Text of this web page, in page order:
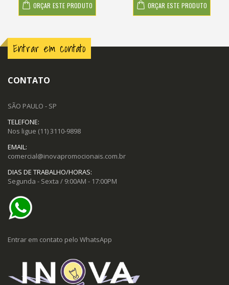
ORÇAR ESTE PRODUTO ORÇAR ESTE PRODUTO
Entrar em contato
CONTATO
SÃO PAULO - SP
TELEFONE:
Nos ligue (11) 3110-9898
EMAIL:
comercial@inovapromocionais.com.br
DIAS DE TRABALHO/HORAS:
Segunda - Sexta / 9:00AM - 17:00PM
Entrar em contato pelo WhatsApp